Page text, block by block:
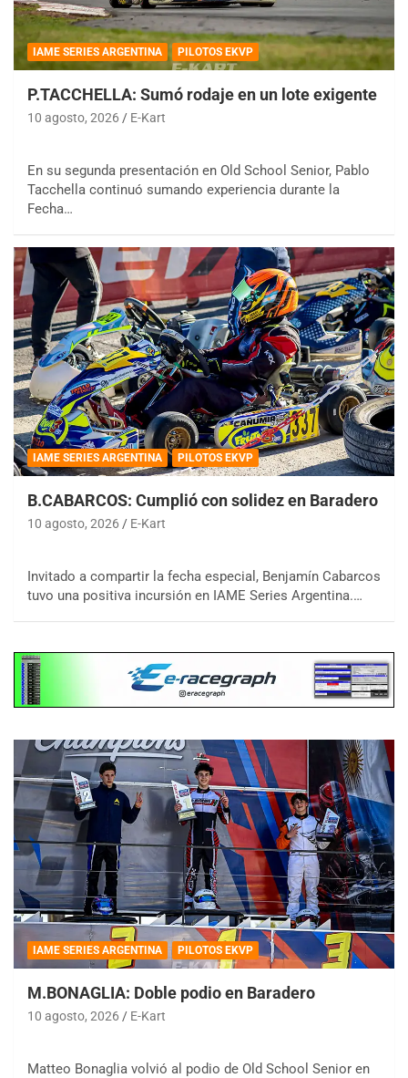
IAME SERIES ARGENTINA PILOTOS EKVP
P.TACCHELLA: Sumó rodaje en un lote exigente
10 agosto, 2026 E-Kart
En su segunda presentación en Old School Senior, Pablo
Tacchella continuó sumando experiencia durante la
Fecha…
IAME SERIES ARGENTINA PILOTOS EKVP
B.CABARCOS: Cumplió con solidez en Baradero
10 agosto, 2026 E-Kart
Invitado a compartir la fecha especial, Benjamín Cabarcos
tuvo una positiva incursión en IAME Series Argentina.…
IAME SERIES ARGENTINA PILOTOS EKVP
M.BONAGLIA: Doble podio en Baradero
10 agosto, 2026 E-Kart
Matteo Bonaglia volvió al podio de Old School Senior en